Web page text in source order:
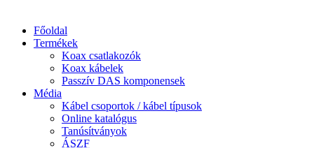
Főoldal
Termékek
Koax csatlakozók
Koax kábelek
Passzív DAS komponensek
Média
Kábel csoportok / kábel típusok
Online katalógus
Tanúsítványok
ÁSZF